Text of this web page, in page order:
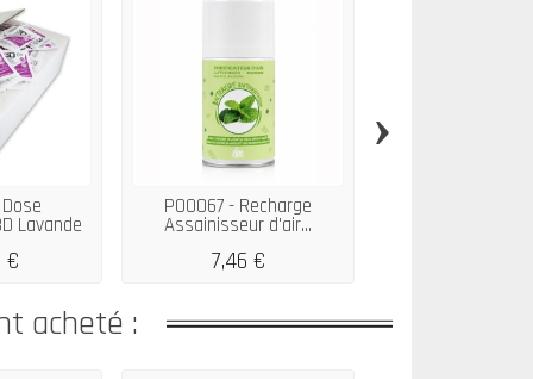
Lavande
€
P00067 - Recharge
Assainisseur d'air...
7,46 €
›
acheté :